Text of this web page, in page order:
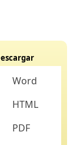
Word
HTML
PDF